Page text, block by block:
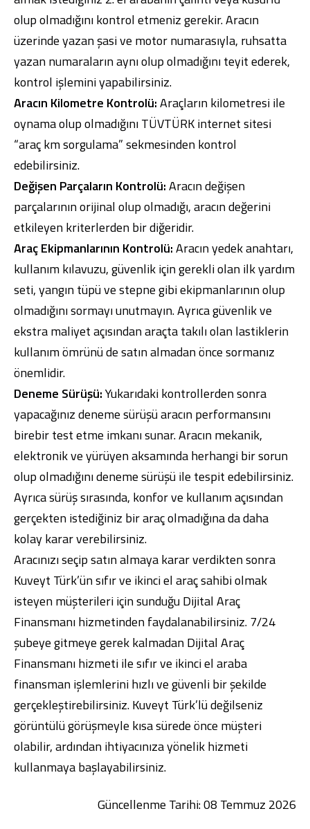
olup olmadığını kontrol etmeniz gerekir. Aracın
üzerinde yazan şasi ve motor numarasıyla, ruhsatta
yazan numaraların aynı olup olmadığını teyit ederek,
kontrol işlemini yapabilirsiniz.
Aracın Kilometre Kontrolü:Araçların kilometresi ile
oynama olup olmadığını TÜVTÜRK internet sitesi
“araç km sorgulama” sekmesinden kontrol
edebilirsiniz.
Değişen Parçaların Kontrolü:Aracın değişen
parçalarının orijinal olup olmadığı, aracın değerini
etkileyen kriterlerden bir diğeridir.
Araç Ekipmanlarının Kontrolü:Aracın yedek anahtarı,
kullanım kılavuzu, güvenlik için gerekli olan ilk yardım
seti, yangın tüpü ve stepne gibi ekipmanlarının olup
olmadığını sormayı unutmayın. Ayrıca güvenlik ve
ekstra maliyet açısından araçta takılı olan lastiklerin
kullanım ömrünü de satın almadan önce sormanız
önemlidir.
Deneme Sürüşü:Yukarıdaki kontrollerden sonra
yapacağınız deneme sürüşü aracın performansını
birebir test etme imkanı sunar. Aracın mekanik,
elektronik ve yürüyen aksamında herhangi bir sorun
olup olmadığını deneme sürüşü ile tespit edebilirsiniz.
Ayrıca sürüş sırasında, konfor ve kullanım açısından
gerçekten istediğiniz bir araç olmadığına da daha
kolay karar verebilirsiniz.
Aracınızı seçip satın almaya karar verdikten sonra
Kuveyt Türk’ün sıfır ve ikinci el araç sahibi olmak
isteyen müşterileri için sunduğu Dijital Araç
Finansmanı hizmetinden faydalanabilirsiniz. 7/24
şubeye gitmeye gerek kalmadan Dijital Araç
Finansmanı hizmeti ile sıfır ve ikinci el araba
finansman işlemlerini hızlı ve güvenli bir şekilde
gerçekleştirebilirsiniz. Kuveyt Türk’lü değilseniz
görüntülü görüşmeyle kısa sürede önce müşteri
olabilir, ardından ihtiyacınıza yönelik hizmeti
kullanmaya başlayabilirsiniz.
Güncellenme Tarihi: 08 Temmuz 2026